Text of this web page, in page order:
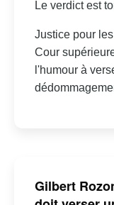
Le verdict est
Justice pour
Cour
l'humour à
Gilbert